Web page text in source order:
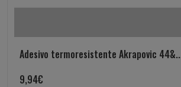
Adesivo termoresistente Akrapovic
9,94€